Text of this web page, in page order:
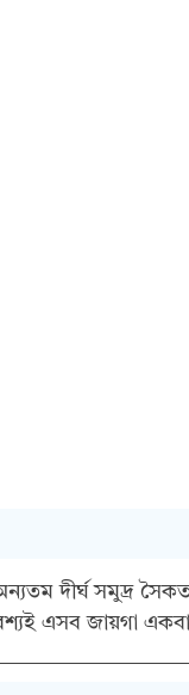
দীর্ঘ সমুদ্র
এসব জায়গা